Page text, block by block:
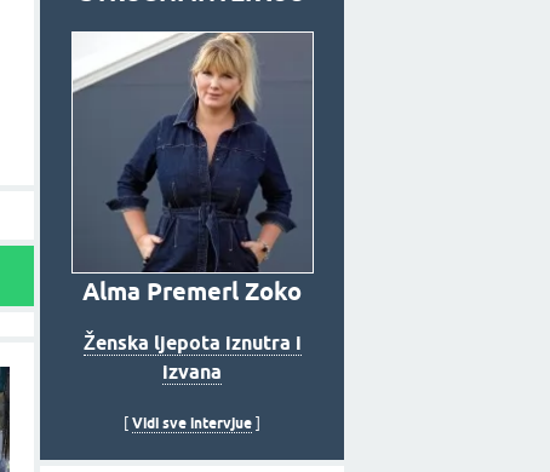
Alma Premerl Zoko
Ženska ljepota iznutra i
izvana
Vidi sve intervjue